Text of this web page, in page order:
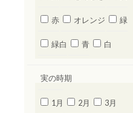
赤 オレンジ 緑
緑白 青 白
実の時期
1月 2月 3月